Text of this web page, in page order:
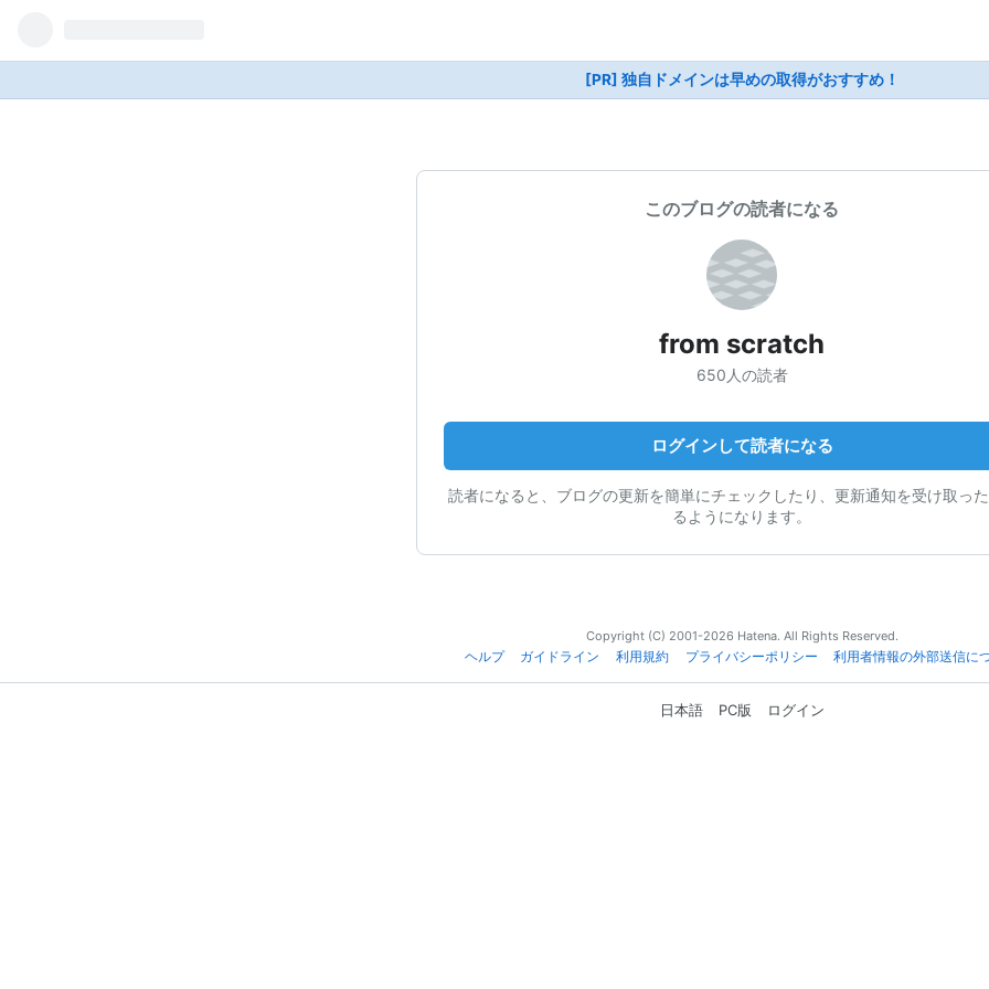
[PR] 独自ドメインは早めの取得がおすすめ！
このブログの読者になる
from scratch
650人の読者
ログインして読者になる
読者になると、ブログの更新を簡単にチェックしたり、更新通知を受け取っ
るようになります。
Copyright (C) 2001-2026 Hatena. All Rights Reserved.
ヘルプ
ガイドライン 利用規約 プライバシーポリシー 利用者情報の外部送信に
日本語 PC版 ログイン